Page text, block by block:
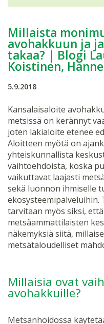
Millaista
avohakkuun ja
takaa? | Blogi
Koistinen,
5.9.2018
Kansalaisaloite
metsissä on kerännyt
joten lakialoite etenee
Aloitteen myötä on
yhteiskunnallista
vaihtoehdoista, koska
vaikuttavat laajasti
sekä luonnon ihmiselle
ekosysteemipalveluihin.
tarvitaan myös siksi,
metsäammattilaisten
näkemyksiä siitä,
metsätaloudelliset
Millaisia ovat
avohakkuille?
Metsänhoidossa